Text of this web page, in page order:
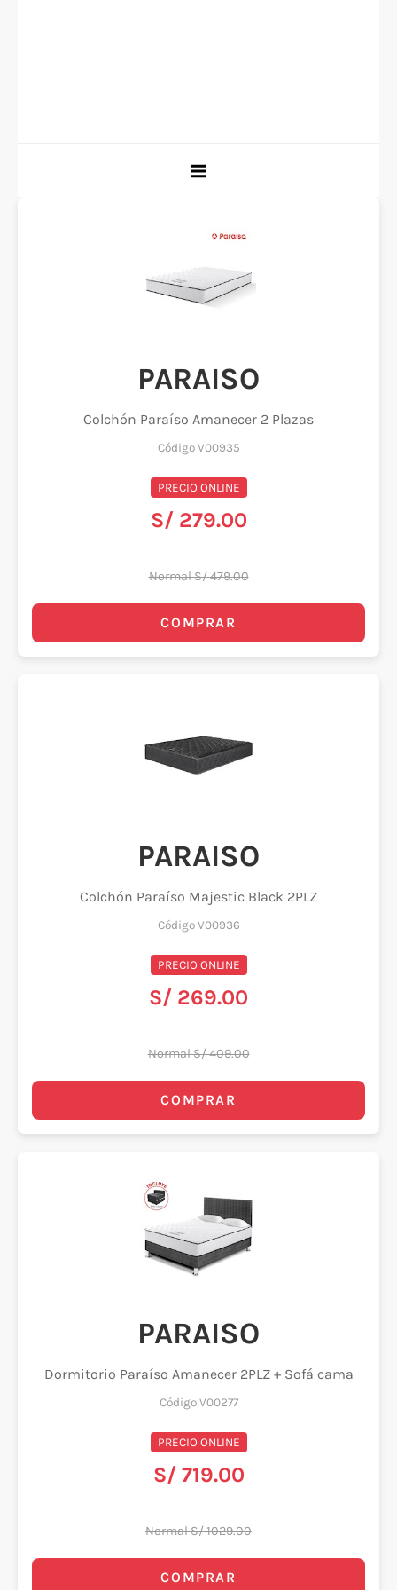
PARAISO
Colchón Paraíso Amanecer 2 Plazas
Código V00935
PRECIO ONLINE
S/ 279.00
Normal S/ 479.00
COMPRAR
PARAISO
Colchón Paraíso Majestic Black 2PLZ
Código V00936
PRECIO ONLINE
S/ 269.00
Normal S/ 409.00
COMPRAR
PARAISO
Dormitorio Paraíso Amanecer 2PLZ + Sofá cama
Código V00277
PRECIO ONLINE
S/ 719.00
Normal S/ 1029.00
COMPRAR